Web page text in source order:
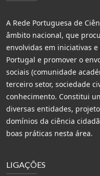
A Rede Portuguesa de
âmbito nacional, que
envolvidas em iniciativas
Portugal e promover o
sociais (comunidade
terceiro setor, sociedade
conhecimento. Constitui
diversas entidades,
domínios da ciência
boas práticas nesta área.
LIGAÇÕES